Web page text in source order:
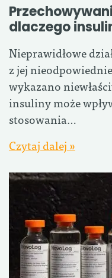
dlaczego
Nieprawidłowe
z jej
wykazano
insuliny może
stosowania…
Czytaj dalej »